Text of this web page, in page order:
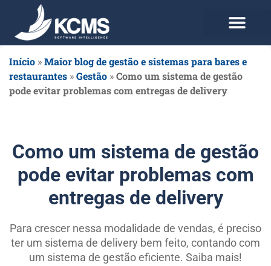
Início »Maior blog de gestão e sistemas para bares e
restaurantes »Gestão »Como um sistema de gestão
pode evitar problemas com entregas de delivery
Como um sistema de gestão
pode evitar problemas com
entregas de delivery
Para crescer nessa modalidade de vendas, é preciso
ter um sistema de delivery bem feito, contando com
um sistema de gestão eficiente. Saiba mais!